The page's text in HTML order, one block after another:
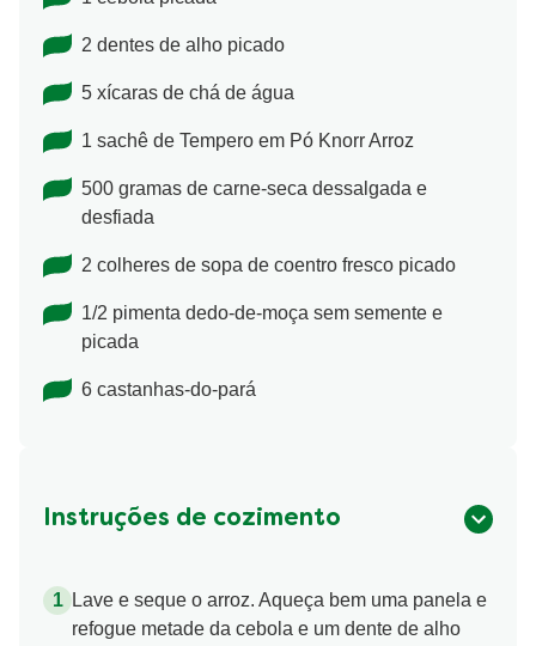
2 dentes de alho picado
5 xícaras de chá de água
1 sachê de Tempero em Pó Knorr Arroz
500 gramas de carne-seca dessalgada e
desfiada
2 colheres de sopa de coentro fresco picado
1/2 pimenta dedo-de-moça sem semente e
picada
6 castanhas-do-pará
Instruções de cozimento
Lave e seque o arroz. Aqueça bem uma panela e
refogue metade da cebola e um dente de alho